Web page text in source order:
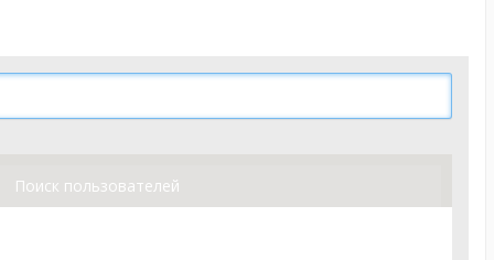
Поиск пользователей